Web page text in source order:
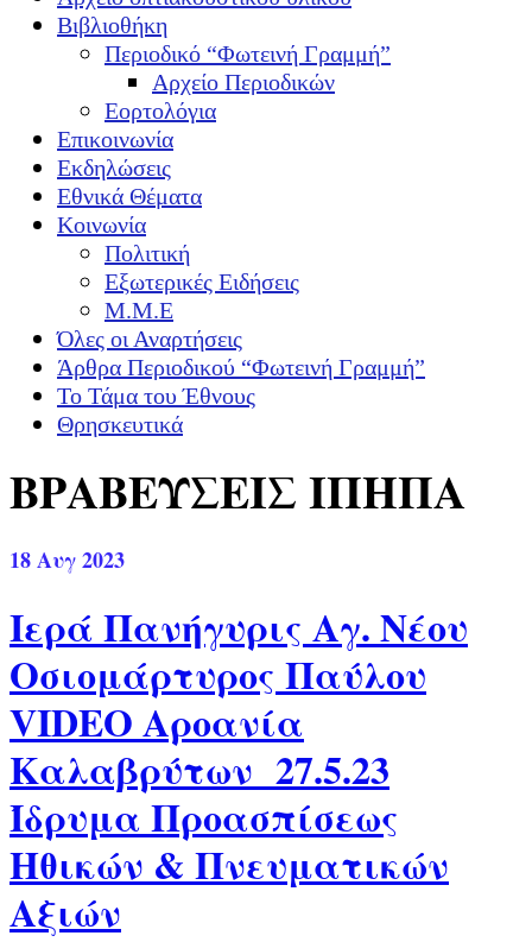
Βιβλιοθήκη
Περιοδικό “Φωτεινή Γραμμή”
Αρχείο Περιοδικών
Εορτολόγια
Επικοινωνία
Εκδηλώσεις
Εθνικά Θέματα
Κοινωνία
Πολιτική
Εξωτερικές Ειδήσεις
Μ.Μ.Ε
Όλες οι Αναρτήσεις
Άρθρα Περιοδικού “Φωτεινή Γραμμή”
Το Τάμα του Έθνους
Θρησκευτικά
ΒΡΑΒΕΥΣΕΙΣ ΙΠΗΠΑ
18Αυγ 2023
Ιερά Πανήγυρις Αγ. Νέου
Οσιομάρτυρος Παύλου
VIDEO Αροανία
Καλαβρύτων 27.5.23
Ίδρυμα Προασπίσεως
Ηθικών & Πνευματικών
Αξιών